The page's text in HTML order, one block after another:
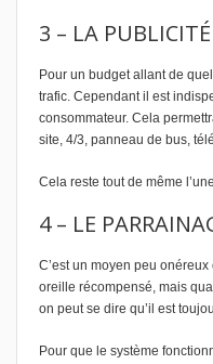
3 – LA PUBLICITÉ
Pour un budget allant de
trafic. Cependant il est
consommateur. Cela
site, 4/3, panneau de bus,
Cela reste tout de même
4 – LE
C’est un moyen peu
oreille récompensé, mais
on peut se dire qu’il est
Pour que le système